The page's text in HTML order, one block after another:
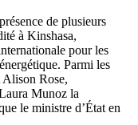
de plusieurs
à Kinshasa,
pour les
Parmi les
Alison Rose,
Munoz la
le ministre d’État en